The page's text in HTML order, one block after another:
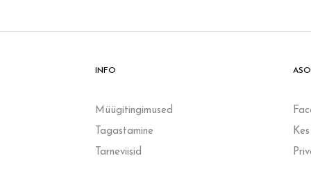
INFO
Müügitingimused
Tagastamine
Tarneviisid